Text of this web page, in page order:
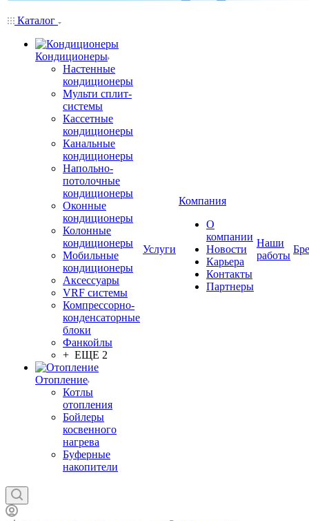
Каталог
Кондиционеры
Настенные
кондиционеры
Мульти сплит-
системы
Кассетные
кондиционеры
Канальные
кондиционеры
Напольно-
потолочные
кондиционеры
Оконные
кондиционеры
Колонные
кондиционеры
Мобильные
кондиционеры
Аксессуары
VRF системы
Компрессорно-
конденсаторные
блоки
Фанкойлы
+ ЕЩЕ 2
Отопление
Котлы
отопления
Бойлеры
косвенного
нагрева
Буферные
накопители
Услуги
Компания
О
компании
Новости
Карьера
Контакты
Партнеры
Наши
работы